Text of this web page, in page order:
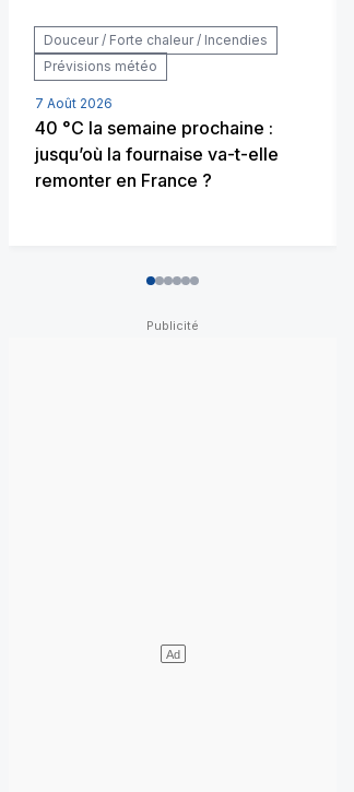
Douceur / Forte chaleur / Incendies
Prévisions météo
7 Août 2026
40 °C la semaine prochaine :
jusqu’où la fournaise va-t-elle
remonter en France ?
012345